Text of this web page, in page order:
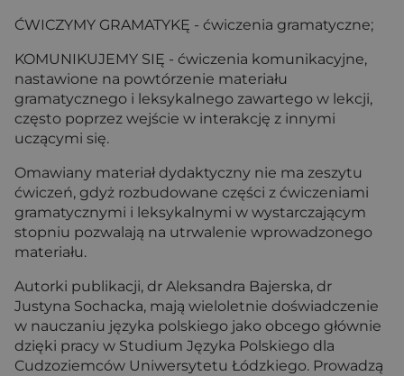
ĆWICZYMY GRAMATYKĘ - ćwiczenia gramatyczne;
KOMUNIKUJEMY SIĘ - ćwiczenia komunikacyjne,
nastawione na powtórzenie materiału
gramatycznego i leksykalnego zawartego w lekcji,
często poprzez wejście w interakcję z innymi
uczącymi się.
Omawiany materiał dydaktyczny nie ma zeszytu
ćwiczeń, gdyż rozbudowane części z ćwiczeniami
gramatycznymi i leksykalnymi w wystarczającym
stopniu pozwalają na utrwalenie wprowadzonego
materiału.
Autorki publikacji, dr Aleksandra Bajerska, dr
Justyna Sochacka, mają wieloletnie doświadczenie
w nauczaniu języka polskiego jako obcego głównie
dzięki pracy w Studium Języka Polskiego dla
Cudzoziemców Uniwersytetu Łódzkiego. Prowadzą